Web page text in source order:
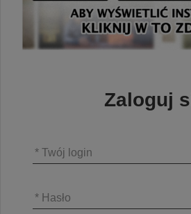
Zaloguj
* Twój login
* Hasło